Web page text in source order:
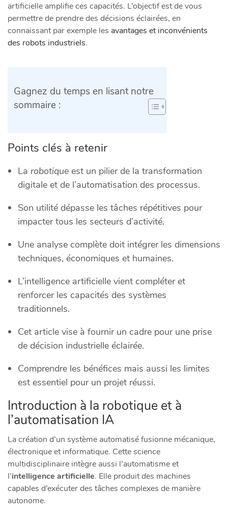
artificielle amplifie ces capacités. L’objectif est de vous
permettre de prendre des décisions éclairées, en
connaissant par exemple les avantages et inconvénients
des robots industriels.
Gagnez du temps en lisant notre
sommaire :
Points clés à retenir
La robotique est un pilier de la transformation
digitale et de l’automatisation des processus.
Son utilité dépasse les tâches répétitives pour
impacter tous les secteurs d’activité.
Une analyse complète doit intégrer les dimensions
techniques, économiques et humaines.
L’intelligence artificielle vient compléter et
renforcer les capacités des systèmes
traditionnels.
Cet article vise à fournir un cadre pour une prise
de décision industrielle éclairée.
Comprendre les bénéfices mais aussi les limites
est essentiel pour un projet réussi.
Introduction à la robotique et à
l’automatisation IA
La création d’un système automatisé fusionne mécanique,
électronique et informatique. Cette science
multidisciplinaire intègre aussi l’automatisme et
l’intelligence artificielle. Elle produit des machines
capables d’exécuter des tâches complexes de manière
autonome.